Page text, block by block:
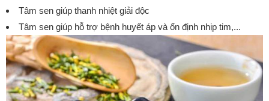
Tâm sen giúp thanh nhiệt giải độc
Tâm sen giúp hỗ trợ bệnh huyết áp và ổn định nhịp tim,...